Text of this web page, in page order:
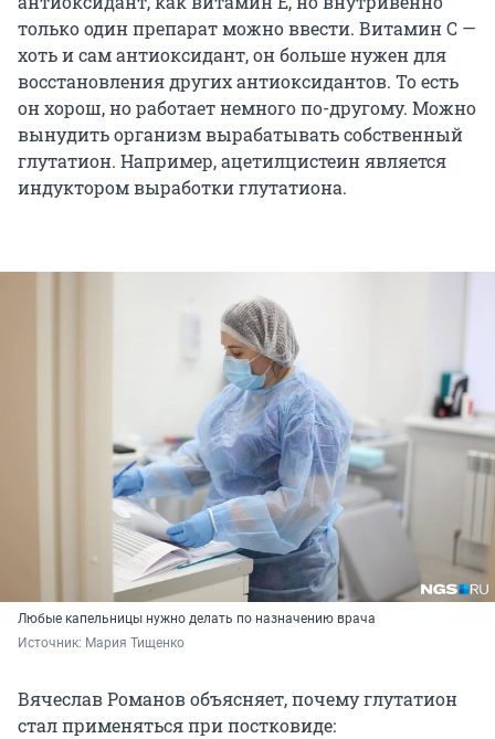
только один препарат можно ввести. Витамин С —
хоть и сам антиоксидант, он больше нужен для
восстановления других антиоксидантов. То есть
он хорош, но работает немного по-другому. Можно
вынудить организм вырабатывать собственный
глутатион. Например, ацетилцистеин является
индуктором выработки глутатиона.
Любые капельницы нужно делать по назначению врача
Источник: Мария Тищенко
Вячеслав Романов объясняет, почему глутатион
стал применяться при постковиде: